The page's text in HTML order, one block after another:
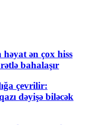
ən çox hiss
bahalaşır
çevrilir:
dəyişə biləcək